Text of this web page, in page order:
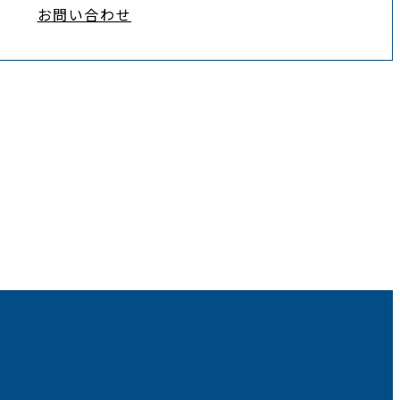
お問い合わせ